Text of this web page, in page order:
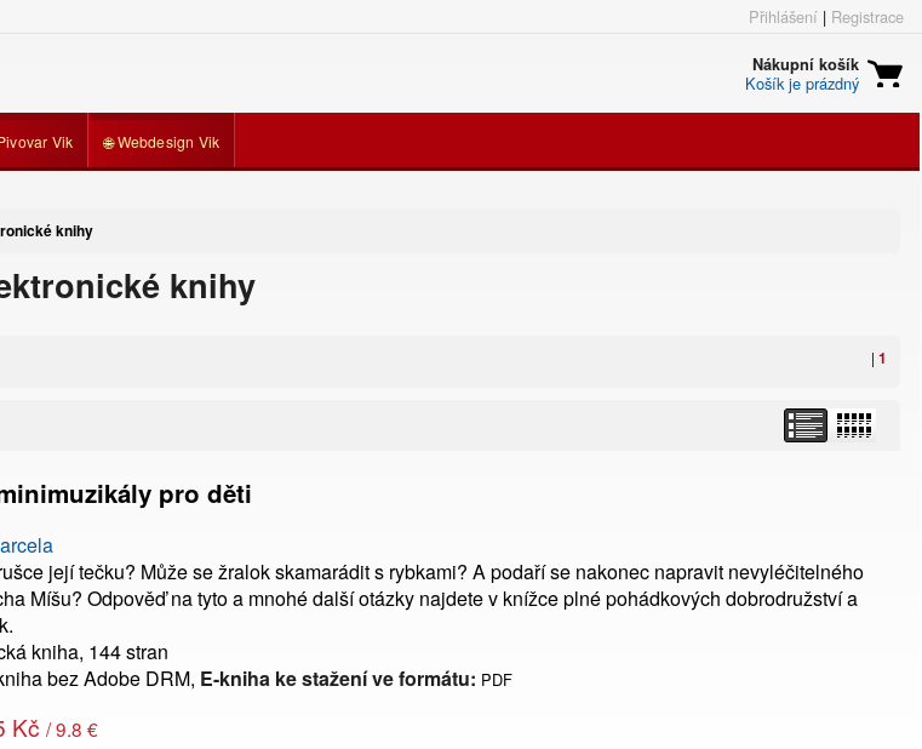
Přihlášení | Registrace
Nákupní košík
Košík je prázdný
Vik 🌐 Webdesign Vik
knihy
knihy
| 1
pro děti
její tečku? Může se žralok skamarádit s rybkami? A podaří se nakonec napravit nevyléčitelného
Míšu? Odpověď na tyto a mnohé další otázky najdete v knížce plné pohádkových dobrodružství a
kniha, 144 stran
bez Adobe DRM, E-kniha ke stažení ve formátu: PDF
Kč / 9.8 €